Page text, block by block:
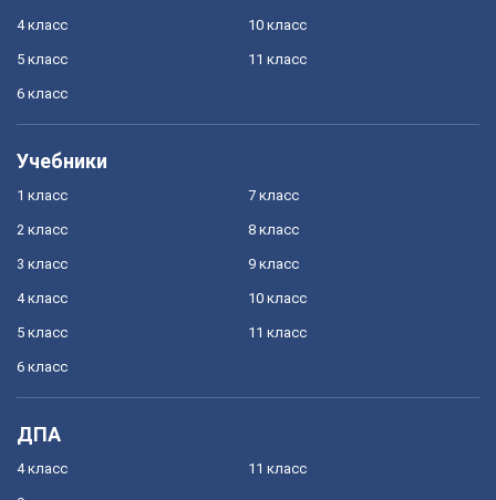
4 класс
5 класс
6 класс
10 класс
11 класс
Учебники
1 класс
2 класс
3 класс
4 класс
5 класс
6 класс
7 класс
8 класс
9 класс
10 класс
11 класс
ДПА
4 класс 11 класс